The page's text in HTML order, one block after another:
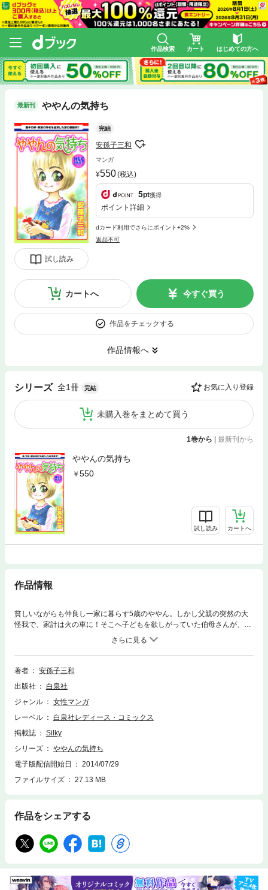
作品検索 カート はじめての方へ
最新刊 ややんの気持ち
試し読み
完結
安孫子三和
マンガ
550(税込)
5pt獲得
ポイント詳細
dカード利用でさらにポイント+2%
返品不可
カートへ 今すぐ買う
作品をチェックする
作品情報へ
シリーズ 全1冊 完結 お気に入り登録
未購入巻をまとめて買う
1巻から 最新刊から
ややんの気持ち
550
試し読み カートへ
作品情報
貧しいながらも仲良し一家に暮らす5歳のややん。しかし父親の突然の大
怪我で、家計は火の車に！そこへ子どもを欲しがっていた伯母さんが、や
やんを養女にしたいと言ってきて…！？家族の絆を描いた感動作！
著者
安孫子三和
出版社
白泉社
ジャンル
女性マンガ
レーベル
白泉社レディース・コミックス
掲載誌
Silky
シリーズ
ややんの気持ち
電子版配信開始日
2014/07/29
ファイルサイズ
27.13 MB
作品をシェアする